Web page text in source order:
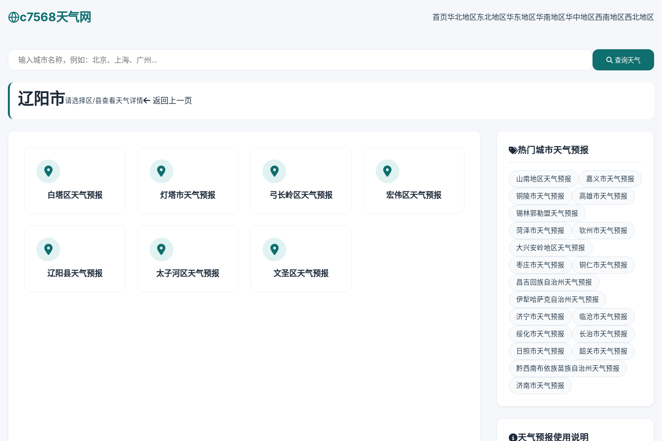
c7568天气网 首页华北地区东北地区华东地区华南地区华中地区西南地区西北地区
查询天气
辽阳市请选择区/县查看天气详情 返回上一页
白塔区天气预报 灯塔市天气预报 弓长岭区天气预报 宏伟区天气预报
辽阳县天气预报 太子河区天气预报 文圣区天气预报
热门城市天气预报
山南地区天气预报 嘉义市天气预报
铜陵市天气预报 高雄市天气预报
锡林郭勒盟天气预报
菏泽市天气预报 钦州市天气预报
大兴安岭地区天气预报
枣庄市天气预报 铜仁市天气预报
昌吉回族自治州天气预报
伊犁哈萨克自治州天气预报
济宁市天气预报 临沧市天气预报
绥化市天气预报 长治市天气预报
日照市天气预报 韶关市天气预报
黔西南布依族苗族自治州天气预报
济南市天气预报
天气预报使用说明